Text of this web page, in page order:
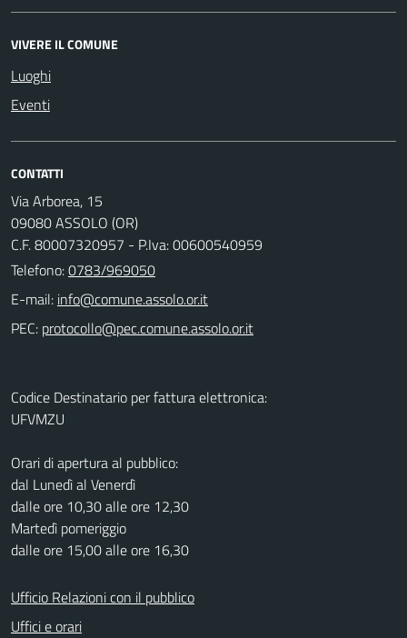
VIVERE IL COMUNE
Luoghi
Eventi
CONTATTI
Via Arborea, 15
09080 ASSOLO (OR)
C.F. 80007320957 - P.Iva: 00600540959
Telefono:0783/969050
E-mail:
PEC:
Codice Destinatario per fattura elettronica:
UFVMZU
Orari di apertura al pubblico:
dal Lunedì al Venerdì
dalle ore 10,30 alle ore 12,30
Martedì pomeriggio
dalle ore 15,00 alle ore 16,30
Ufficio Relazioni con il pubblico
Uffici e orari